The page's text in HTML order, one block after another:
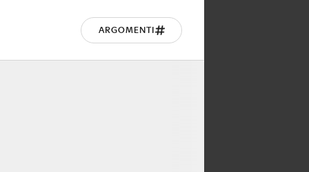
ARGOMENTI